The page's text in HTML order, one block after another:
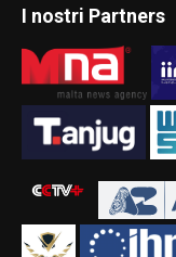
I nostri Partners